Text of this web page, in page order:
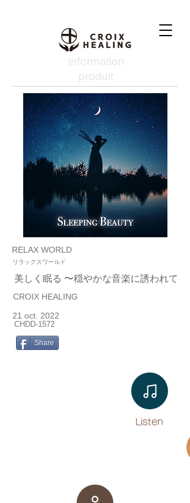
Information
produit
RELAX WORLD
リラックスワールド
美しく眠る 〜穏やかな音楽に誘われて
CROIX HEALING
21 oct. 2022
CHDD-1572
Share
Listen​